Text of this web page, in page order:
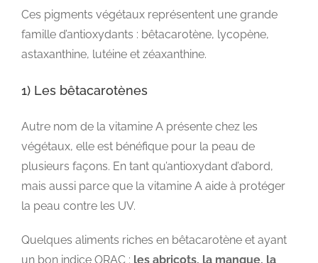
Ces pigments végétaux représentent une grande
famille d’antioxydants : bêtacarotène, lycopène,
astaxanthine, lutéine et zéaxanthine.
1) Les bêtacarotènes
Autre nom de la vitamine A présente chez les
végétaux, elle est bénéfique pour la peau de
plusieurs façons. En tant qu’antioxydant d’abord,
mais aussi parce que la vitamine A aide à protéger
la peau contre les UV.
Quelques aliments riches en bêtacarotène et ayant
un bon indice ORAC : les abricots, la mangue, la